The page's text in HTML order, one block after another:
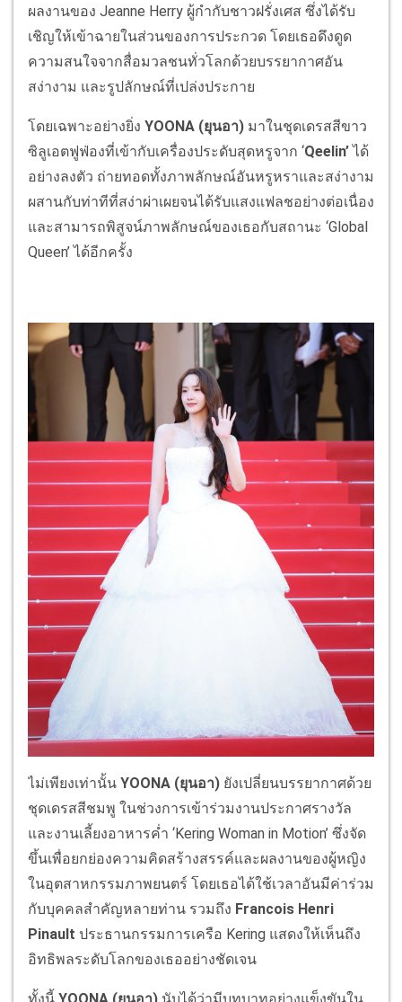
ผลงานของ Jeanne Herry ผู้กำกับชาวฝรั่งเศส ซึ่งได้รับ
เชิญให้เข้าฉายในส่วนของการประกวด โดยเธอดึงดูด
ความสนใจจากสื่อมวลชนทั่วโลกด้วยบรรยากาศอัน
สง่างาม และรูปลักษณ์ที่เปล่งประกาย
โดยเฉพาะอย่างยิ่ง YOONA (ยุนอา) มาในชุดเดรสสีขาว
ซิลูเอตฟูฟ่องที่เข้ากับเครื่องประดับสุดหรูจาก ‘Qeelin’ได้
อย่างลงตัว ถ่ายทอดทั้งภาพลักษณ์อันหรูหราและสง่างาม
ผสานกับท่าทีที่สง่าผ่าเผยจนได้รับแสงแฟลชอย่างต่อเนื่อง
และสามารถพิสูจน์ภาพลักษณ์ของเธอกับสถานะ ‘Global
Queen’ ได้อีกครั้ง
ไม่เพียงเท่านั้น YOONA (ยุนอา) ยังเปลี่ยนบรรยากาศด้วย
ชุดเดรสสีชมพู ในช่วงการเข้าร่วมงานประกาศรางวัล
และงานเลี้ยงอาหารค่ำ ‘Kering Woman in Motion’ ซึ่งจัด
ขึ้นเพื่อยกย่องความคิดสร้างสรรค์และผลงานของผู้หญิง
ในอุตสาหกรรมภาพยนตร์ โดยเธอได้ใช้เวลาอันมีค่าร่วม
กับบุคคลสำคัญหลายท่าน รวมถึง Francois Henri
Pinault ประธานกรรมการเครือ Kering แสดงให้เห็นถึง
อิทธิพลระดับโลกของเธออย่างชัดเจน
ทั้งนี้ YOONA (ยุนอา) นับได้ว่ามีบทบาทอย่างแข็งขันใน